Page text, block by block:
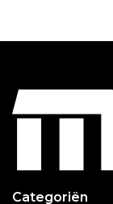
Categoriën